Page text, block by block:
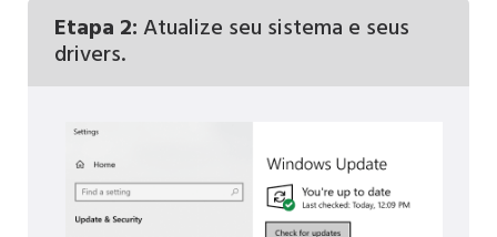
Etapa 2:Atualize seu sistema e seus
drivers.